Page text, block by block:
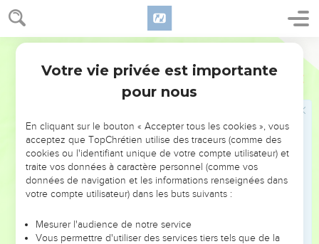
Esdras 10
30 Des enfants de Pachath-Moab : Adna, Kélal, Bénaja,
Maaséja, Matthania, Bethsaléel, Binnuï et Manassé.
Siméon,
Benjamin, Malluc et Shémaria.
Éliphélet, Jérémaï, Manassé et Shimeï.
Des enfants de Bani : Maadaï, Amram, Uël,
Bénaja, Bédia, Kéluhu,
Vania, Mérémoth, Éliashib,
Bani, Binnuï, Shimeï,
Votre vie privée est importante
pour nous
En cliquant sur le bouton « Accepter tous les cookies », vous
acceptez que TopChrétien utilise des traceurs (comme des
cookies ou l'identifiant unique de votre compte utilisateur) et
traite vos données à caractère personnel (comme vos
données de navigation et les informations renseignées dans
votre compte utilisateur) dans les buts suivants :
Mesurer l'audience de notre service
Vous permettre d'utiliser des services tiers tels que de la